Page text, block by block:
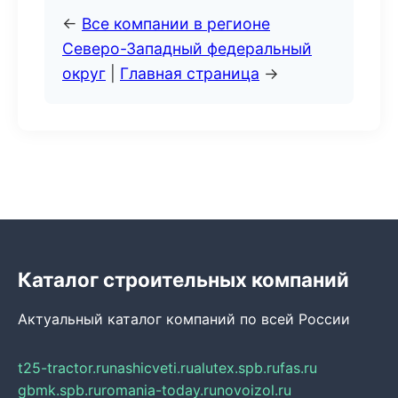
← Все компании в регионе
Северо-Западный федеральный
округ
Главная страница →
Каталог строительных компаний
Актуальный каталог компаний по всей России
t25-tractor.runashicveti.rualutex.spb.rufas.ru
gbmk.spb.ruromania-today.runovoizol.ru